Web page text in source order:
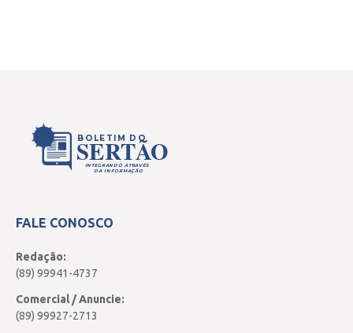
BOLETIM DO
SERTÃO
INTEGRANDO ATRAVÉS
DA INFORMAÇÃO
FALE CONOSCO
Redação:
(89) 99941-4737
Comercial / Anuncie:
(89) 99927-2713